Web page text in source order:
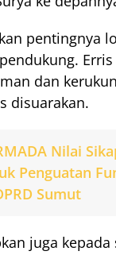
pentingnya
Erris
dan
disuarakan.
Nilai
Penguatan
Sumut
juga